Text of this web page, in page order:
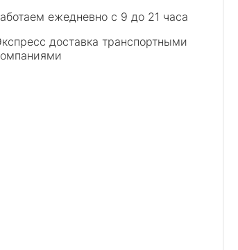
ежедневно с 9 до 21 часа
доставка транспортными